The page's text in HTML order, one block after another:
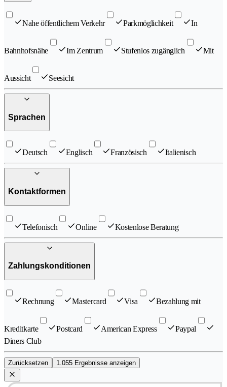
Nahe öffentlichem Verkehr Parkmöglichkeit In
Bahnhofsnähe Im Zentrum Stufenlos zugänglich Mit
Aussicht Seesicht
Sprachen
Deutsch Englisch Französisch Italienisch
Kontaktformen
Telefonisch Online Kostenlose Beratung
Zahlungskonditionen
Rechnung Mastercard Visa Bezahlung mit
Kreditkarte Postcard American Express
Paypal
Diners Club
Zurücksetzen 1.055 Ergebnisse anzeigen